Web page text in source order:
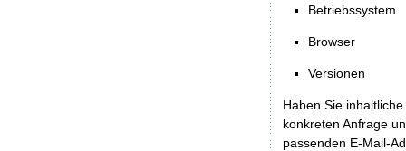
Betriebssystem
Browser
Versionen
Haben Sie
konkreten Anfrage
passenden E-Mail-